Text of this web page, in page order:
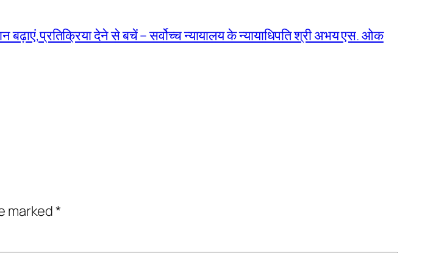
बढ़ाएं,प्रतिक्रिया देने से बचें – सर्वोच्च न्यायालय के न्यायाधिपति श्री अभय एस. ओक
marked*